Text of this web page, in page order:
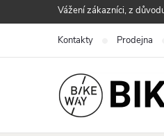
na
Vážení zákazníci, z
Kontakty Prodejna